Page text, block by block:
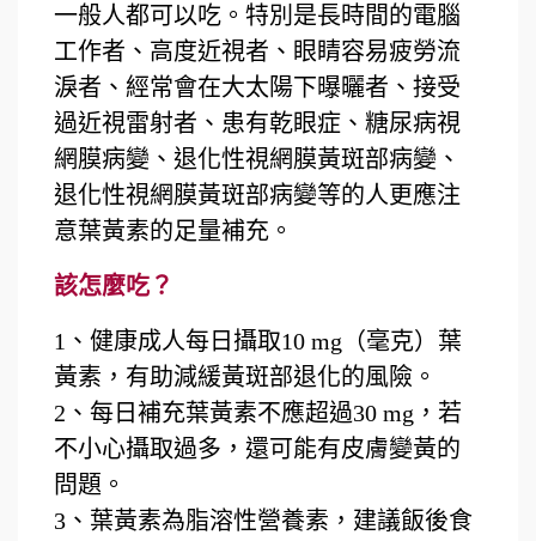
一般人都可以吃。特別是長時間的電腦
工作者、高度近視者、眼睛容易疲勞流
淚者、經常會在大太陽下曝曬者、接受
過近視雷射者、患有乾眼症、糖尿病視
網膜病變、退化性視網膜黃斑部病變、
退化性視網膜黃斑部病變等的人更應注
意葉黃素的足量補充。
該怎麼吃？
1、健康成人每日攝取10 mg（毫克）葉
黃素，有助減緩黃斑部退化的風險。
2 、每日補充葉黃素不應超過30 mg ，若
不小心攝取過多，還可能有皮膚變黃的
問題。
3 、葉黃素為脂溶性營養素，建議飯後食